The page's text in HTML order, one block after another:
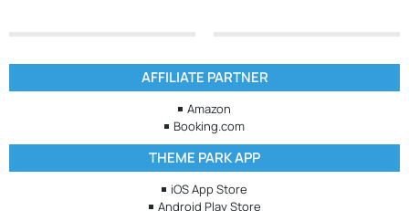
AFFILIATE PARTNER
Amazon
Booking.com
THEME PARK APP
iOS App Store
Android Play Store